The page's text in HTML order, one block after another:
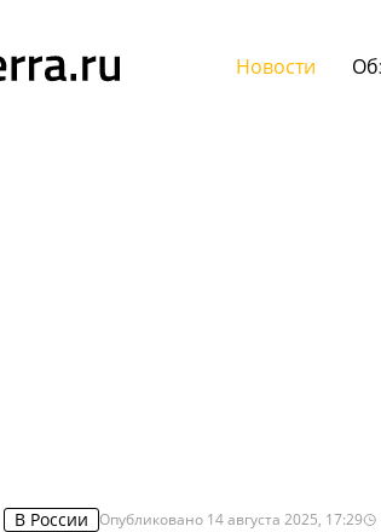
Новости
В России Опубликовано 14 августа 2025, 17:29